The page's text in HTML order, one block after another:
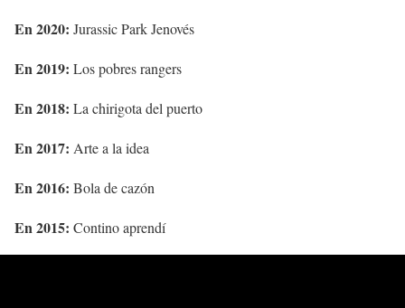
En 2020: Jurassic Park Jenovés
En 2019: Los pobres rangers
En 2018: La chirigota del puerto
En 2017: Arte a la idea
En 2016: Bola de cazón
En 2015: Contino aprendí